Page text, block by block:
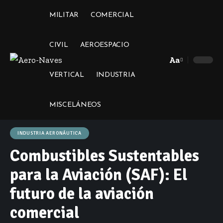
MILITAR COMERCIAL
CIVIL AEROESPACIO
VERTICAL INDUSTRIA
MISCELÁNEOS
Font
Aa
INDUSTRIA AERONÁUTICA
Combustibles Sustentables
para la Aviación (SAF): El
futuro de la aviación
comercial